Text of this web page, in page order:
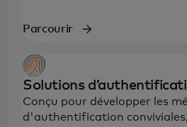
Parcourir
Solutions
Conçu pour développer les
d'authentification